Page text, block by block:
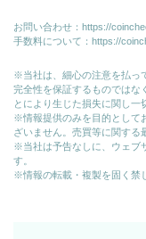
お問い合わせ： https://
手数料について： https://
※当社は、細心の注意を払っ
完全性を保証するものではな
とにより生じた損失に関し一
※情報提供のみを目的として
ざいません。売買等に関する
※当社は予告なしに、ウェブ
す。
※情報の転載・複製を固く禁